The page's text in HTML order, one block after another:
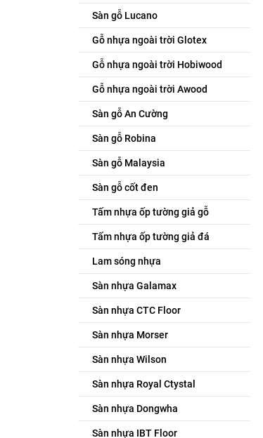
Sàn gỗ Lucano
Gỗ nhựa ngoài trời Glotex
Gỗ nhựa ngoài trời Hobiwood
Gỗ nhựa ngoài trời Awood
Sàn gỗ An Cường
Sàn gỗ Robina
Sàn gỗ Malaysia
Sàn gỗ cốt đen
Tấm nhựa ốp tường giả gỗ
Tấm nhựa ốp tường giả đá
Lam sóng nhựa
Sàn nhựa Galamax
Sàn nhựa CTC Floor
Sàn nhựa Morser
Sàn nhựa Wilson
Sàn nhựa Royal Ctystal
Sàn nhựa Dongwha
Sàn nhựa IBT Floor